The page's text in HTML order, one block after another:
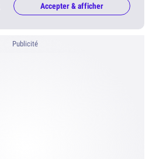
Accepter & afficher
Publicité